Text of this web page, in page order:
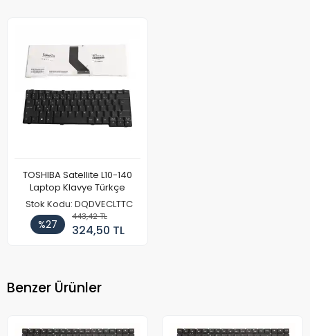
TOSHIBA Satellite L10-140
Laptop Klavye Türkçe
Stok Kodu: DQDVECLTTC
%27
443,42 TL
324,50 TL
Benzer Ürünler